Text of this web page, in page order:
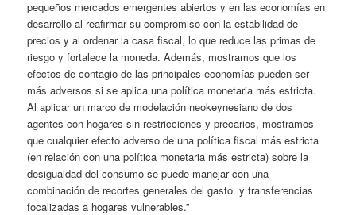
pequeños mercados emergentes abiertos y en las economías en
desarrollo al reafirmar su compromiso con la estabilidad de
precios y al ordenar la casa fiscal, lo que reduce las primas de
riesgo y fortalece la moneda. Además, mostramos que los
efectos de contagio de las principales economías pueden ser
más adversos si se aplica una política monetaria más estricta.
Al aplicar un marco de modelación neokeynesiano de dos
agentes con hogares sin restricciones y precarios, mostramos
que cualquier efecto adverso de una política fiscal más estricta
(en relación con una política monetaria más estricta) sobre la
desigualdad del consumo se puede manejar con una
combinación de recortes generales del gasto. y transferencias
focalizadas a hogares vulnerables.”